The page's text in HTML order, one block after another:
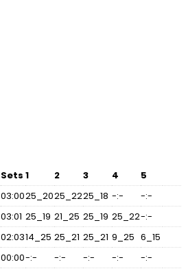
Sets 1 2 3 4
5
03:0025_2025_2225_18 -:-
-:-
03:01 25_19 21_25 25_19 25_22-:-
02:0314_25 25_21 25_21 9_25 6_15
00:00-:- -:- -:- -:-
-:-